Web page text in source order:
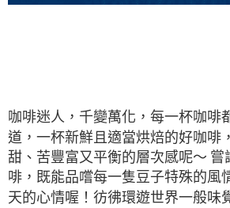
咖啡迷人，千變萬化，每一杯咖啡
道，一杯新鮮且適當烘焙的好咖啡
甜、苦豐富又平衡的層次感呢～ 嘗
啡，既能品嚐每一隻豆子特殊的風
天的心情喔！彷彿環遊世界一般味